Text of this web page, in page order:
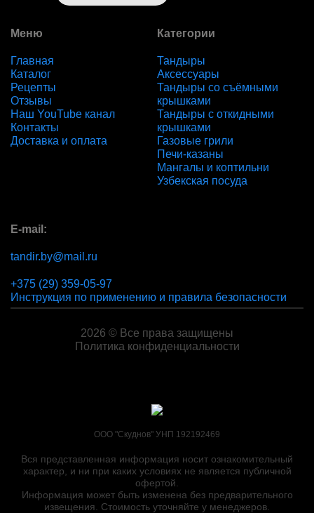
Меню
Главная
Каталог
Рецепты
Отзывы
Наш YouTube канал
Контакты
Доставка и оплата
Категории
Тандыры
Аксессуары
Тандыры со съёмными
крышками
Тандыры с откидными
крышками
Газовые грили
Печи-казаны
Мангалы и коптильни
Узбекская посуда
E-mail:
tandir.by@mail.ru
+375 (29) 359-05-97
Инструкция по применению и правила безопасности
2026 © Все права защищены
Политика конфиденциальности
ООО "Скуднов" УНП 192192469
Вся представленная информация носит ознакомительный
характер, и ни при каких условиях не является публичной
офертой.
Информация может быть изменена без предварительного
извещения. Стоимость уточняйте у менеджеров.